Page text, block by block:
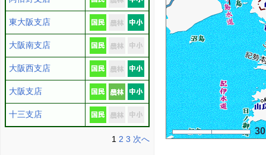
東大阪支店
大阪南支店
大阪西支店
大阪支店
十三支店
1 2 3 次へ